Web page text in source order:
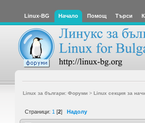
Linux-BG Начало Помощ Търси
Linux за българи: Форуми> Linux секция за
Страници: 1 [2] Надолу